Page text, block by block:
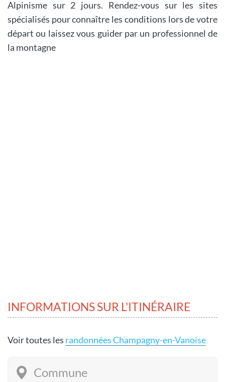
Alpinisme sur 2 jours. Rendez-vous sur les sites
spécialisés pour connaître les conditions lors de votre
départ ou laissez vous guider par un professionnel de
la montagne
INFORMATIONS SUR L'ITINÉRAIRE
Voir toutes les randonnées Champagny-en-Vanoise
Commune